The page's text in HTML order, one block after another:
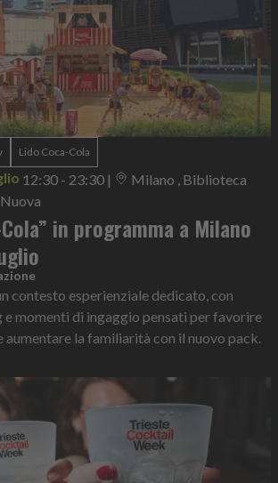
Lido Coca-Cola
12:30 - 23:30 |
Milano , Biblioteca
in programma a Milano
contesto esperienziale dedicato, con
momenti di ingaggio pensati per favorire
aumentare la familiarità con il nuovo pack.